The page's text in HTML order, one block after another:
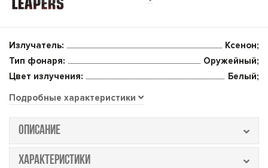
Излучатель:
Ксенон;
Тип фонаря:
Оружейный;
Цвет излучения:
Белый;
Подробные характеристики
ОПИСАНИЕ
ХАРАКТЕРИСТИКИ